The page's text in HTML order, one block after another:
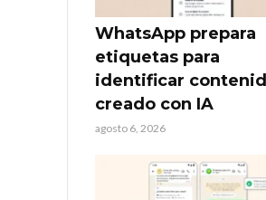
WhatsApp prepara
etiquetas para
identificar
creado con IA
agosto 6, 2026